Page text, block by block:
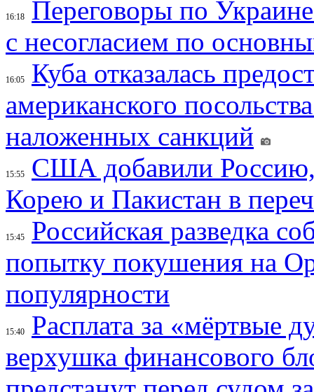
16:18
Переговоры по
с несогласием по
16:05
Куба отказалась
американского
наложенных санкций
15:55
США добавили
Корею и Пакистан в
15:45
Российская разведка
попытку покушения на
популярности
15:40
Расплата за «мёртвые
верхушка финансового